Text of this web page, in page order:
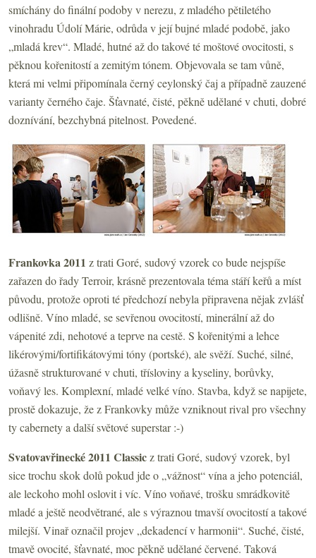
smíchány do finální podoby v nerezu, z mladého pětiletého
vinohradu Údolí Márie, odrůda v její bujné mladé podobě, jako
„mladá krev“. Mladé, hutné až do takové té moštové ovocitosti, s
pěknou kořenitostí a zemitým tónem. Objevovala se tam vůně,
která mi velmi připomínala černý ceylonský čaj a případně zauzené
varianty černého čaje. Šťavnaté, čisté, pěkně udělané v chuti, dobré
doznívání, bezchybná pitelnost. Povedené.
Frankovka 2011 z trati Goré, sudový vzorek co bude nejspíše
zařazen do řady Terroir, krásně prezentovala téma stáří keřů a míst
původu, protože oproti té předchozí nebyla připravena nějak zvlášť
odlišně. Víno mladé, se sevřenou ovocitostí, minerální až do
vápenité zdi, nehotové a teprve na cestě. S kořenitými a lehce
likérovými/fortifikátovými tóny (portské), ale svěží. Suché, silné,
úžasně strukturované v chuti, třísloviny a kyseliny, borůvky,
voňavý les. Komplexní, mladé velké víno. Stavba, když se napijete,
prostě dokazuje, že z Frankovky může vzniknout rival pro všechny
ty cabernety a další světové superstar :-)
Svatovavřinecké 2011 Classicz trati Goré, sudový vzorek, byl
sice trochu skok dolů pokud jde o „vážnost“ vína a jeho potenciál,
ale leckoho mohl oslovit i víc. Víno voňavé, trošku smrádkovitě
mladé a ještě neodvětrané, ale s výraznou tmavší ovocitostí a takové
milejší. Vinař označil projev „dekadencí v harmonii“. Suché, čisté,
tmavě ovocité, šťavnaté, moc pěkně udělané červené. Taková